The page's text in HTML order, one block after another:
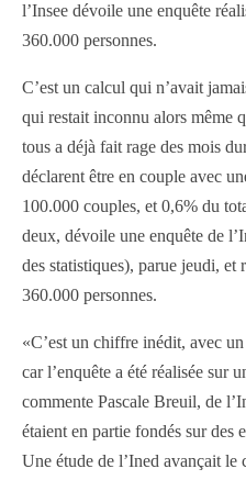
l’Insee dévoile une enquête
360.000 personnes.
C’est un calcul qui n’avait
qui restait inconnu alors même
tous a déjà fait rage des mois
déclarent être en couple avec
100.000 couples, et 0,6% du
deux, dévoile une enquête de
des statistiques), parue jeudi, et
360.000 personnes.
«C’est un chiffre inédit, avec
car l’enquête a été réalisée sur
commente Pascale Breuil, de
étaient en partie fondés sur des
Une étude de l’Ined avançait